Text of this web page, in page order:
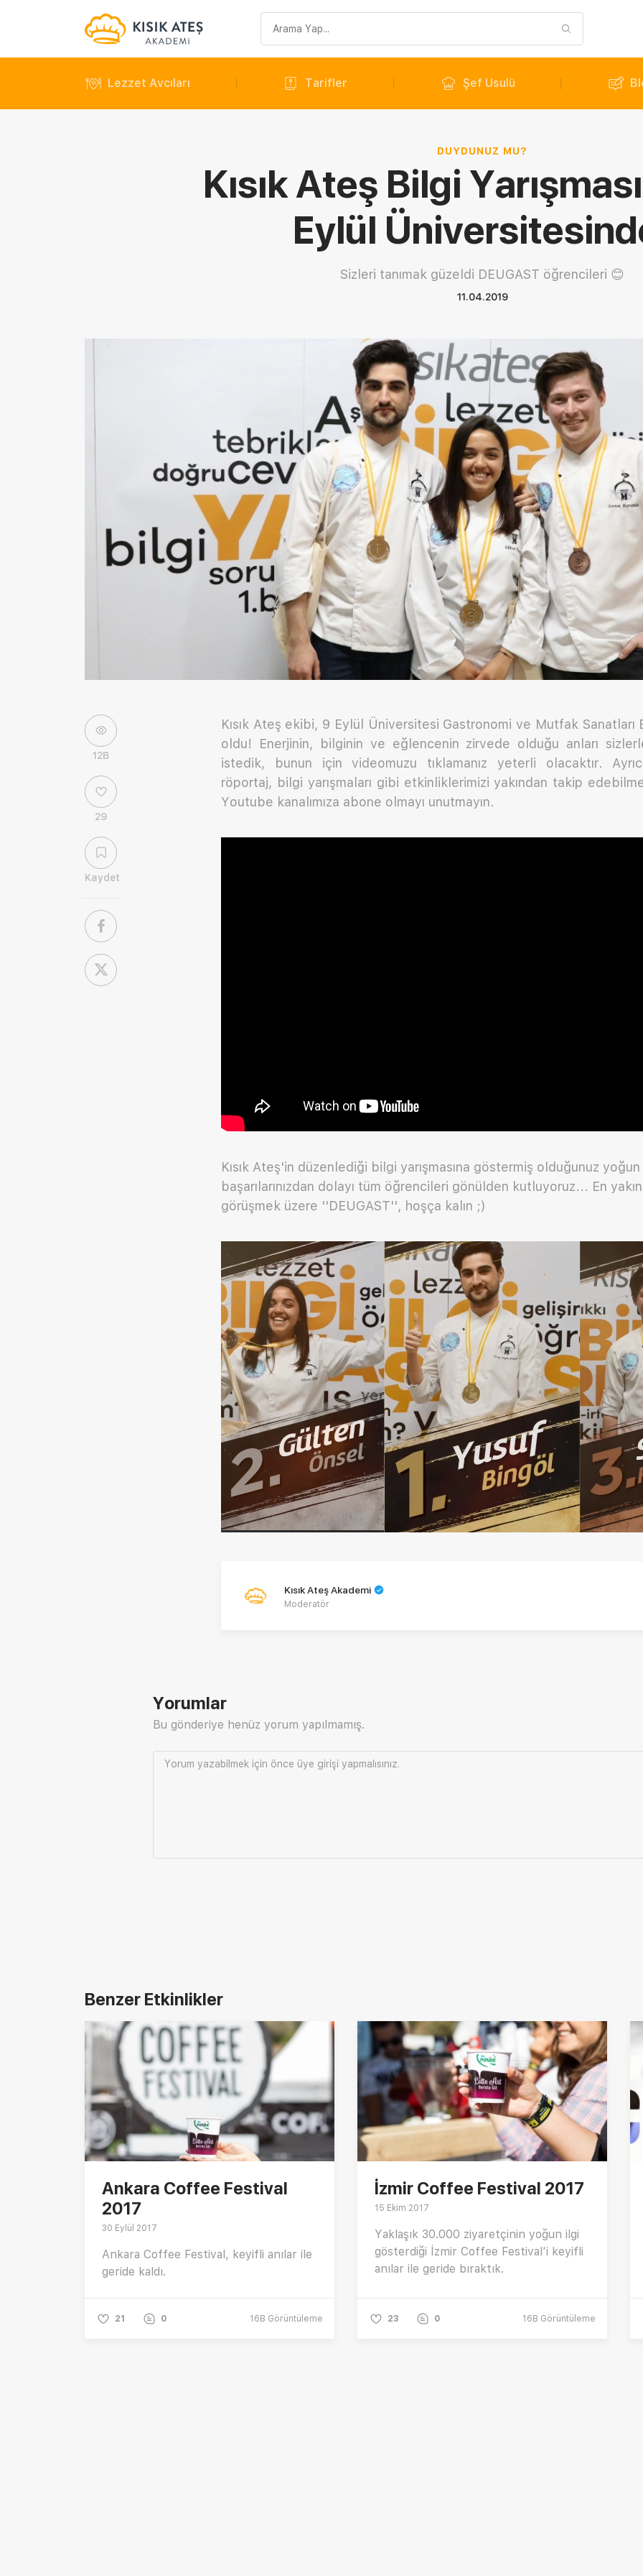
sorgusu
Lezzet Avcıları Tarifler Şef Usulü
DUYDUNUZ MU?
Kısık Ateş Bilgi
Eylül
Sizleri tanımak güzeldi DEUGAST öğrencileri 😊
11.04.2019
12B
29
Kaydet
Kısık Ateş ekibi, 9 Eylül Üniversitesi Gastronomi ve Mutfak Sanatları
oldu! Enerjinin, bilginin ve eğlencenin zirvede olduğu anları
istedik, bunun için videomuzu tıklamanız yeterli olacaktır.
röportaj, bilgi yarışmaları gibi etkinliklerimizi yakından takip
Youtube kanalımıza abone olmayı unutmayın.
Kısık Ateş'in düzenlediği bilgi yarışmasına göstermiş olduğunuz
başarılarınızdan dolayı tüm öğrencileri gönülden kutluyoruz... En
görüşmek üzere ''DEUGAST'', hoşça kalın ;)
Kısık Ateş Akademi
Moderatör
Yorumlar
Bu gönderiye henüz yorum yapılmamış.
Yorum yazabilmek için önce üye girişi yapmalısınız.
Benzer Etkinlikler
Ankara Coffee Festival
2017
30 Eylül 2017
Ankara Coffee Festival, keyifli anılar ile
geride kaldı.
21 0 16B Görüntüleme
İzmir Coffee Festival 2017
15 Ekim 2017
Yaklaşık 30.000 ziyaretçinin yoğun ilgi
gösterdiği İzmir Coffee Festival'i keyifli
anılar ile geride bıraktık.
23 0 16B Görüntüleme